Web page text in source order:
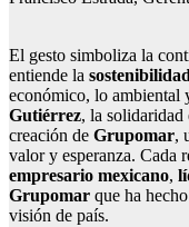
El gesto simboliza la
entiende la sostenibilidad
económico, lo ambiental
Gutiérrez, la solidaridad
creación de Grupomar,
valor y esperanza. Cada
empresario mexicano,
Grupomar que ha
visión de país.